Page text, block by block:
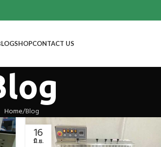
SHOPCONTACT US
Home Blog
16
มิ.ย.